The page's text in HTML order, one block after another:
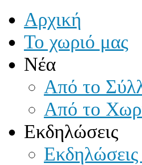
Αρχική
Το χωριό μας
Νέα
Από το
Από το
Εκδηλώσεις